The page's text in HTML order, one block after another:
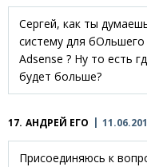
Сергей, как ты
систему для
Adsense ? Ну то есть
будет больше?
17. АНДРЕЙ ЕГО
Присоединяюсь к